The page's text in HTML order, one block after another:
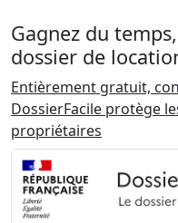
Gagnez du
dossier de
Entièrement gratuit,
DossierFacile protège
propriétaires